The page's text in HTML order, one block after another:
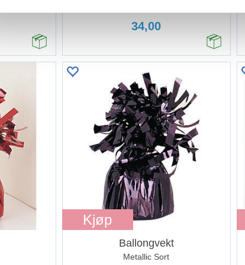
34,00
Kjøp
Ballongvekt
Metallic Sort